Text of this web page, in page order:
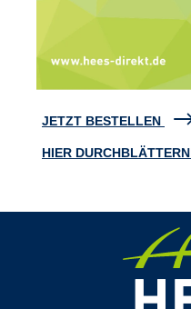
JETZT BESTELLEN
HIER DURCHBLÄTTERN